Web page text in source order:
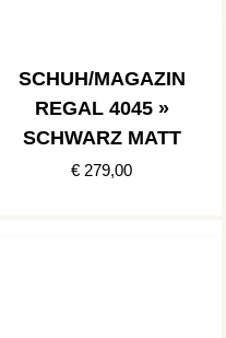
SCHUH/MAGAZIN
REGAL 4045 »
SCHWARZ MATT
€ 279,00